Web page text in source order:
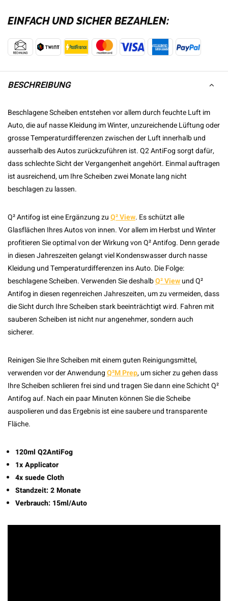
EINFACH UND SICHER BEZAHLEN:
BESCHREIBUNG
Beschlagene Scheiben entstehen vor allem durch feuchte Luft im
Auto, die auf nasse Kleidung im Winter, unzureichende Lüftung oder
grosse Temperaturdifferenzen zwischen der Luft innerhalb und
ausserhalb des Autos zurückzuführen ist. Q2 AntiFog sorgt dafür,
dass schlechte Sicht der Vergangenheit angehört. Einmal auftragen
ist ausreichend, um Ihre Scheiben zwei Monate lang nicht
beschlagen zu lassen.
Q² Antifog ist eine Ergänzung zuQ² View. Es schützt alle
Glasflächen Ihres Autos von innen. Vor allem im Herbst und Winter
profitieren Sie optimal von der Wirkung von Q² Antifog. Denn gerade
in diesen Jahreszeiten gelangt viel Kondenswasser durch nasse
Kleidung und Temperaturdifferenzen ins Auto. Die Folge:
beschlagene Scheiben. Verwenden Sie deshalbQ² Viewund Q²
Antifog in diesen regenreichen Jahreszeiten, um zu vermeiden, dass
die Sicht durch Ihre Scheiben stark beeinträchtigt wird. Fahren mit
sauberen Scheiben ist nicht nur angenehmer, sondern auch
sicherer.
Reinigen Sie Ihre Scheiben mit einem guten Reinigungsmittel,
verwenden vor der AnwendungQ²M Prep, um sicher zu gehen dass
Ihre Scheiben schlieren frei sind und tragen Sie dann eine Schicht Q²
Antifog auf. Nach ein paar Minuten können Sie die Scheibe
auspolieren und das Ergebnis ist eine saubere und transparente
Fläche.
120ml Q2AntiFog
1x Applicator
4x suede Cloth
Standzeit: 2 Monate
Verbrauch: 15ml/Auto